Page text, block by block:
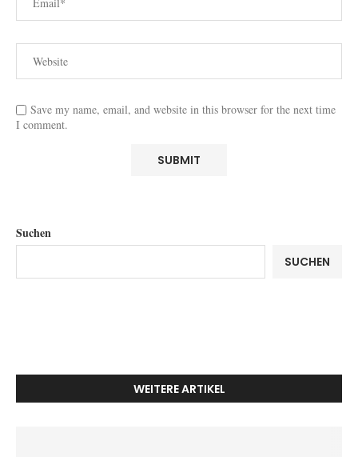
Save my name, email, and website in this browser for the next time
I comment.
Suchen
SUCHEN
WEITERE ARTIKEL